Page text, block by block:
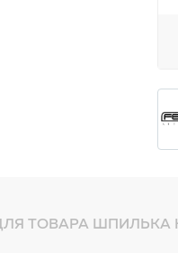
ТОВАРА ШПИЛЬКА